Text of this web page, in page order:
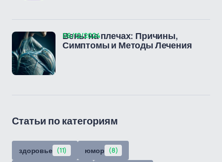
Вены на плечах: Причины,
Симптомы и Методы Лечения
06/12/2024
Статьи по категориям
здоровье (11) юмор (8)